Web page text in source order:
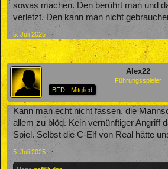
sowas machen. Den berührt man und
verletzt. Den kann man nicht
5. Juli 2025
Alex22
Führungsspieler
BFD - Mitglied
Kann man echt nicht fassen, die
allem zu blöd. Kein vernünftiger Angriff
Spiel. Selbst die C-Elf von Real hätte
5. Juli 2025